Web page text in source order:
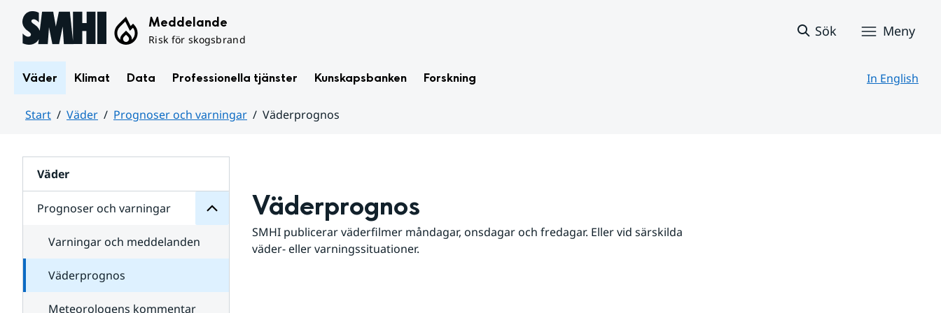
Hoppa till sidans innehåll Meddelande
Risk för skogsbrand
Sök Meny
Väder Klimat Data Professionella tjänster Kunskapsbanken Forskning In English
Start Väder Prognoser och varningar
Väderprognos
Väder
Prognoser och varningar
för
varningar
Varningar och meddelanden
Väderprognos
Meteorologens kommentar
Väderprognos
SMHI publicerar väderfilmer måndagar, onsdagar och fredagar. Eller vid särskilda
väder- eller varningssituationer.